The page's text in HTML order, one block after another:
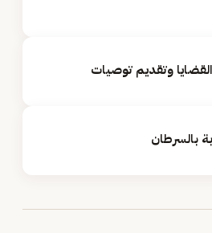
وتقديم توصيات
بالسرطان